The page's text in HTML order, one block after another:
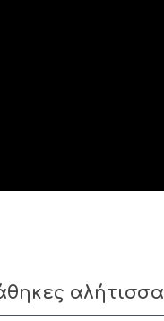
αλήτισσα